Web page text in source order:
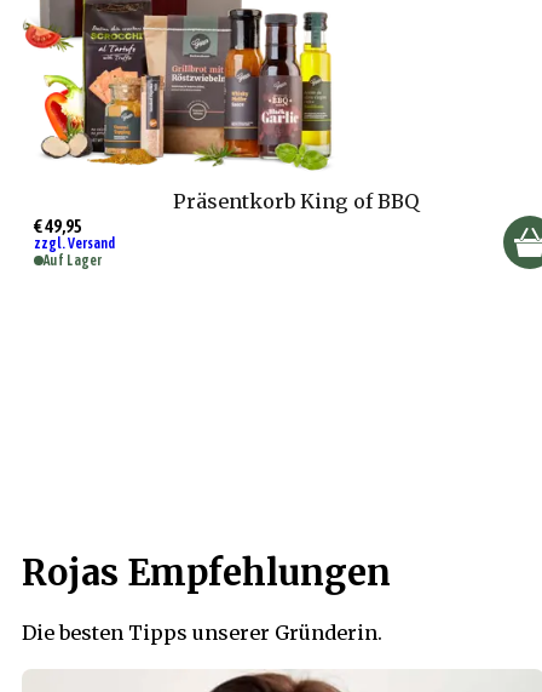
Präsentkorb King of BBQ
€ 49,95
zzgl. Versand
Auf Lager
Rojas Empfehlungen
Die besten Tipps unserer Gründerin.